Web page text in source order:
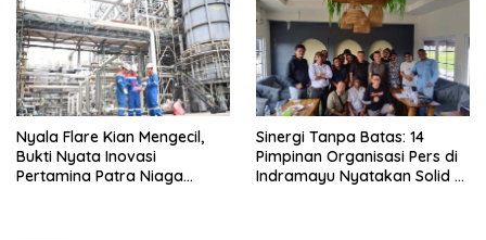
Nyala Flare Kian Mengecil,
Bukti Nyata Inovasi
Pertamina Patra Niaga
Sinergi Tanpa Batas: 14
Pimpinan Organisasi Pers di
Indramayu Nyatakan Solid di